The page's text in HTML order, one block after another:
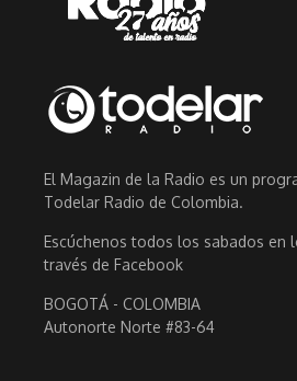
El Magazin de la Radio es un
Todelar Radio de Colombia.
Escúchenos todos los sabados en
través de Facebook
BOGOTÁ - COLOMBIA
Autonorte Norte #83-64